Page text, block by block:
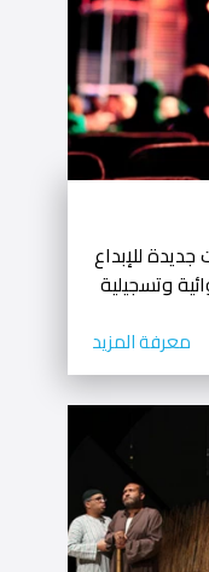
للإبداع
وتسجيلية
معرفة المزيد